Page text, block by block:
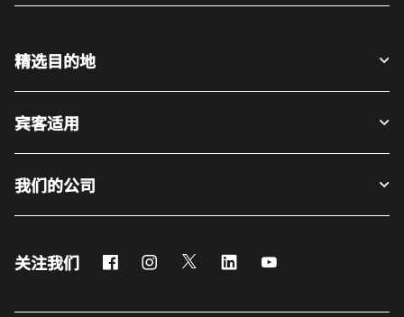
精选目的地
宾客适用
我们的公司
关注我们 FacebookInstagram
Twitter LinkedIn